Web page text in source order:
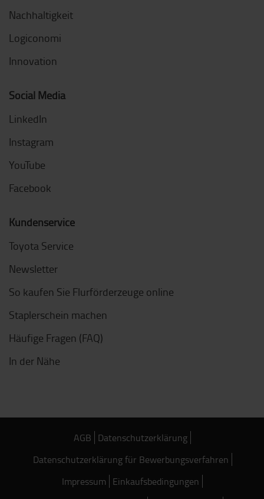
Nachhaltigkeit
Logiconomi
Innovation
Social Media
LinkedIn
Instagram
YouTube
Facebook
Kundenservice
Toyota Service
Newsletter
So kaufen Sie Flurförderzeuge online
Staplerschein machen
Häufige Fragen (FAQ)
In der Nähe
AGB Datenschutzerklärung
Datenschutzerklärung für Bewerbungsverfahren
Impressum Einkaufsbedingungen